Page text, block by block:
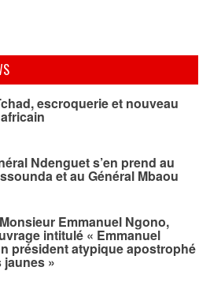
escroquerie et nouveau
Ndenguet s’en prend au
et au Général Mbaou
Emmanuel Ngono,
intitulé « Emmanuel
président atypique apostrophé
jaunes »